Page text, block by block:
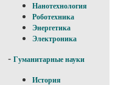
Нанотехнология
Роботехника
Энергетика
Электроника
- Гуманитарные науки
История